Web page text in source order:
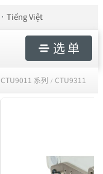
Tiếng Việt
选 单
CTU9011 系列 / CTU9311